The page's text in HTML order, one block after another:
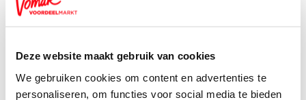
Deze website maakt gebruik van cookies
We gebruiken cookies om content en advertenties te
personaliseren, om functies voor social media te bieden
Pincode vergeten
Persoonlijk KIK-account
Flemmings Broodje